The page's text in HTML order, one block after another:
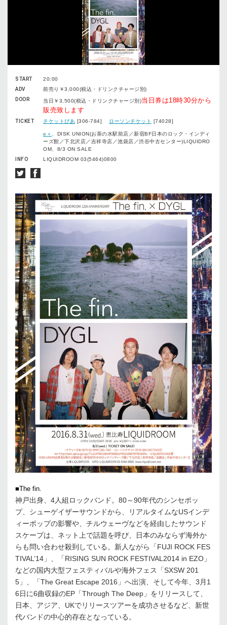
START
20:00
ADV
前売り￥3,000(税込・ドリンクチャージ別)
DOOR
当日￥3,500(税込・ドリンクチャージ別)当日券は18時30分から
販売致します
TICKET チケットぴあ [306-784] ローソンチケット [74028]
e＋
、DISK UNION(お茶の水駅前店／新宿BF日本のロック・インディ
ーズ館／下北沢店／吉祥寺店／池袋店／渋谷中古センター)LIQUIDRO
OM、8/3 ON SALE
INFO
LIQUIDROOM 03(5464)0800
■The fin.
神戸出身、4人組ロックバンド。80～90年代のシンセポッ
プ、シューゲイザーサウンドから、リアルタイムなUSインデ
ィーポップの影響や、チルウェーヴなどを経由したサウンド
スケープは、ネット上で話題を呼び、日本のみならず海外か
らも問い合わせ殺到している。新人ながら「FUJI ROCK FES
TIVAL’14」、「RISING SUN ROCK FESTIVAL2014 in EZO」
などの国内大型フェスティバルや海外フェス「SXSW 201
5」、「The Great Escape 2016」へ出演、そして今年、3月1
6日に6曲収録のEP「Through The Deep」をリリースして、
日本、アジア、UKでリリースツアーを成功させるなど、新世
代バンドの中心的存在となっている。